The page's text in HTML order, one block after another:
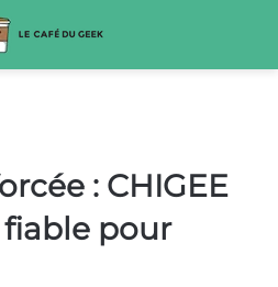
: CHIGEE
fiable pour